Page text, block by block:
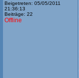
Beigetreten: 05/05/2011
21:36:13
Beiträge: 22
Offline